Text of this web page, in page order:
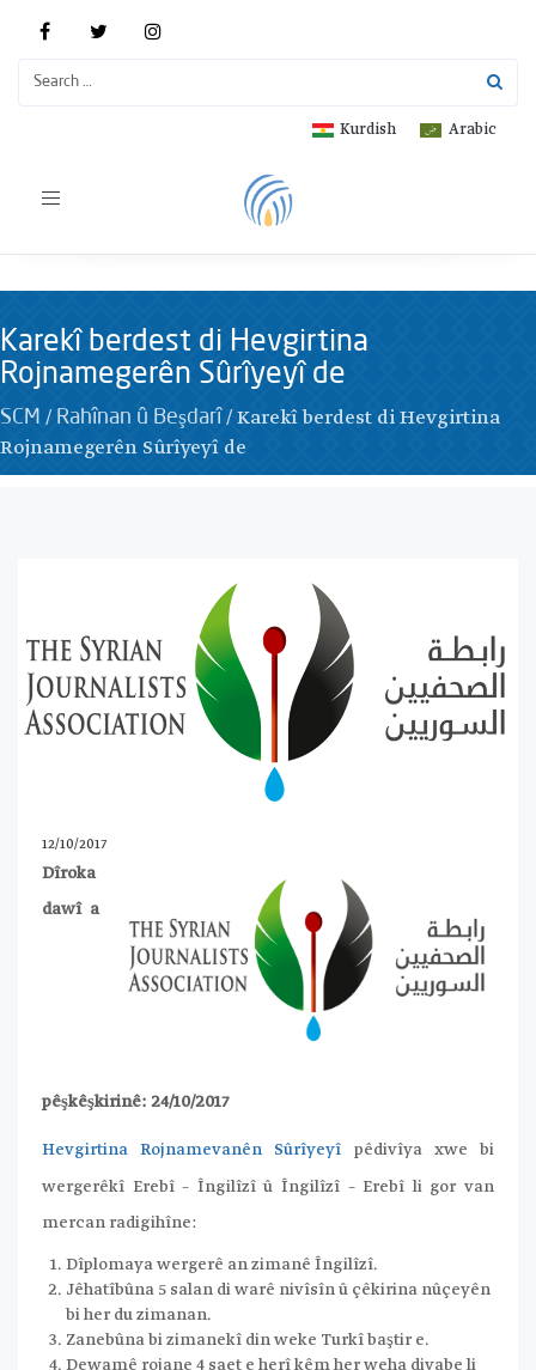
Arabic
Kurdish
Toggle
Karekî berdest di Hevgirtina
Rojnamegerên Sûrîyeyî de
SCM / Rahînan û Beşdarî/Karekî berdest di Hevgirtina
Rojnamegerên Sûrîyeyî de
12/10/2017
Dîroka
dawî a
pêşkêşkirinê: 24/10/2017
Hevgirtina Rojnamevanên Sûrîyeyî pêdivîya xwe bi
wergerêkî Erebî – Îngilîzî û Îngilîzî – Erebî li gor van
mercan radigihîne:
Dîplomaya wergerê an zimanê Îngilîzî.
Jêhatîbûna 5 salan di warê nivîsîn û çêkirina nûçeyên
bi her du zimanan.
Zanebûna bi zimanekî din weke Turkî baştir e.
Dewamê rojane 4 saet e herî kêm her weha divabe li